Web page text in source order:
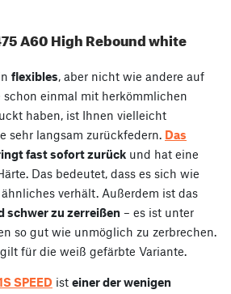
A60 High Rebound white
flexibles, aber nicht wie andere auf
einmal mit herkömmlichen
haben, ist Ihnen vielleicht
sehr langsam zurückfedern. Das
fast sofort zurück und hat eine
Das bedeutet, dass es sich wie
verhält. Außerdem ist das
schwer zu zerreißen – es ist unter
so gut wie unmöglich zu zerbrechen.
für die weiß gefärbte Variante.
SPEED ist einer der wenigen